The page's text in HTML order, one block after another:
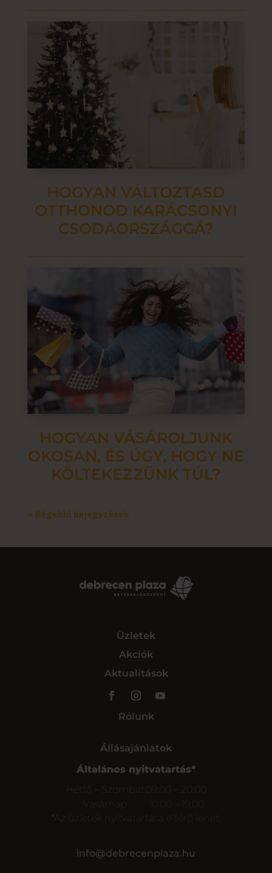
HOGYAN VÁLTOZTASD
OTTHONOD KARÁCSONYI
CSODAORSZÁGGÁ?
HOGYAN VÁSÁROLJUNK
OKOSAN, ÉS ÚGY, HOGY NE
KÖLTEKEZZÜNK TÚL?
« Régebbi bejegyzések
Üzletek
Akciók
Aktualitások
Rólunk
Állásajánlatok
Általános nyitvatartás*
Hétfő – Szombat
09:00 – 20:00
Vasárnap
*Az üzletek nyitvatartása eltérő lehet.
info@debrecenplaza.hu